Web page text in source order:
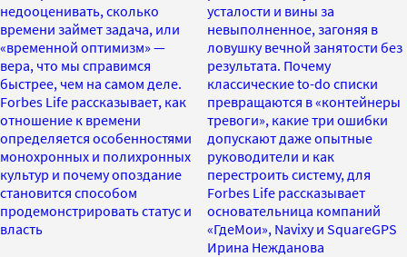
недооценивать, сколько
времени займет задача, или
«временной оптимизм» —
вера, что мы справимся
быстрее, чем на самом деле.
Forbes Life рассказывает, как
отношение к времени
определяется особенностями
монохронных и полихронных
культур и почему опоздание
становится способом
продемонстрировать статус и
власть
усталости и вины за
невыполненное, загоняя в
ловушку вечной занятости без
результата. Почему
классические to-do списки
превращаются в «контейнеры
тревоги», какие три ошибки
допускают даже опытные
руководители и как
перестроить систему, для
Forbes Life рассказывает
основательница компаний
«ГдеМои», Navixy и SquareGPS
Ирина Нежданова